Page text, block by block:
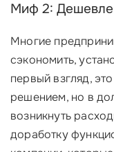
Миф 2:
Многие
сэкономить,
первый взгляд,
решением, но в
возникнуть
доработку